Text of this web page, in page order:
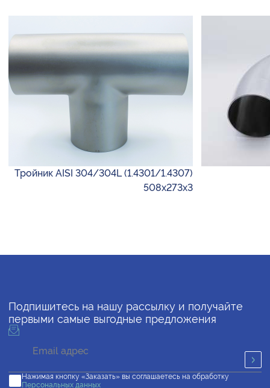
Тройник AISI 304/304L (1.4301/1.4307)
508х273х3
Подпишитесь на нашу рассылку и получайте
первыми самые выгодные предложения
Нажимая кнопку «Заказать» вы соглашаетесь на обработку
Персональных данных